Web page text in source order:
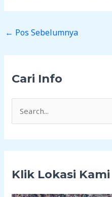
← Pos Sebelumnya
Cari Info
u
Klik Lokasi Kami